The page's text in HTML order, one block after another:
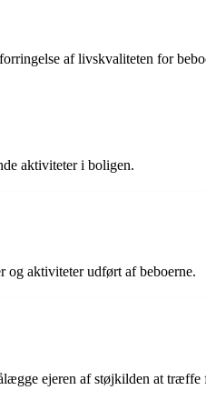
af livskvaliteten for
aktiviteter i boligen.
og aktiviteter udført af beboerne.
ejeren af støjkilden at træffe